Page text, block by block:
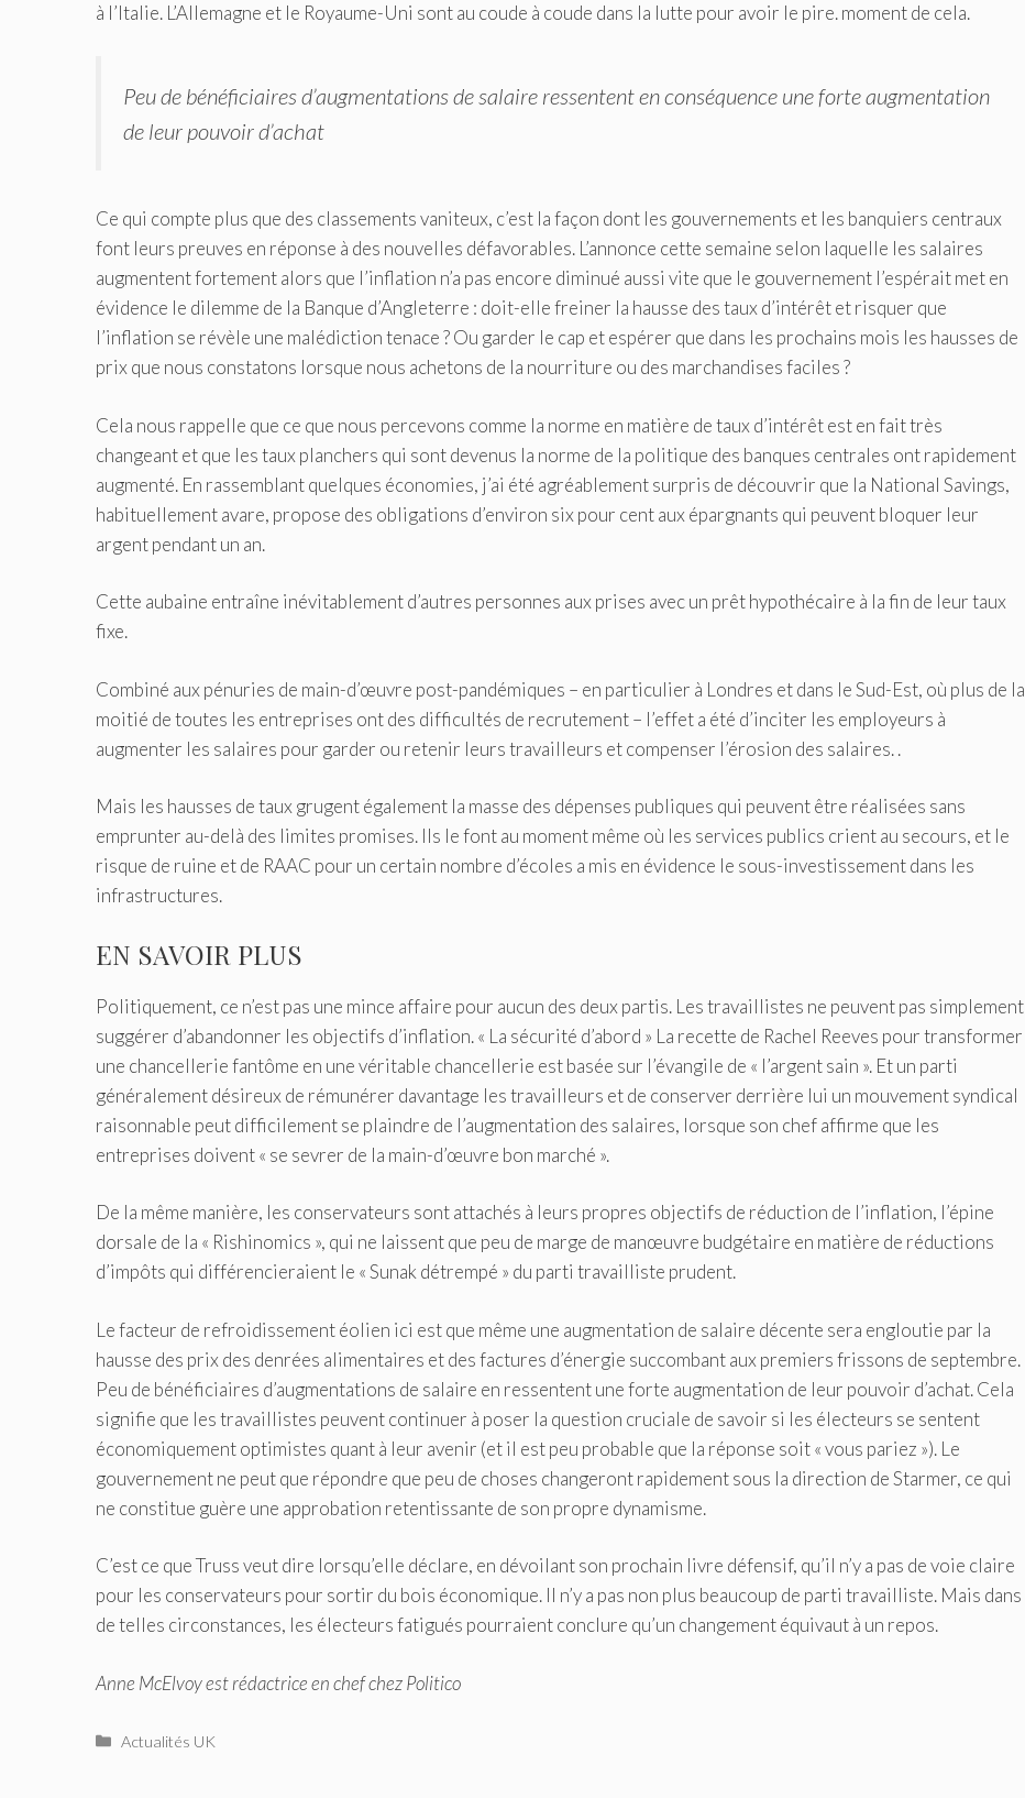
à l’Italie. L’Allemagne et le Royaume-Uni sont au coude à coude dans la lutte pour avoir le pire. moment de cela.
Peu de bénéficiaires d’augmentations de salaire ressentent en conséquence une forte augmentation
de leur pouvoir d’achat
Ce qui compte plus que des classements vaniteux, c’est la façon dont les gouvernements et les banquiers centraux
font leurs preuves en réponse à des nouvelles défavorables. L’annonce cette semaine selon laquelle les salaires
augmentent fortement alors que l’inflation n’a pas encore diminué aussi vite que le gouvernement l’espérait met en
évidence le dilemme de la Banque d’Angleterre : doit-elle freiner la hausse des taux d’intérêt et risquer que
l’inflation se révèle une malédiction tenace ? Ou garder le cap et espérer que dans les prochains mois les hausses de
prix que nous constatons lorsque nous achetons de la nourriture ou des marchandises faciles ?
Cela nous rappelle que ce que nous percevons comme la norme en matière de taux d’intérêt est en fait très
changeant et que les taux planchers qui sont devenus la norme de la politique des banques centrales ont rapidement
augmenté. En rassemblant quelques économies, j’ai été agréablement surpris de découvrir que la National Savings,
habituellement avare, propose des obligations d’environ six pour cent aux épargnants qui peuvent bloquer leur
argent pendant un an.
Cette aubaine entraîne inévitablement d’autres personnes aux prises avec un prêt hypothécaire à la fin de leur taux
fixe.
Combiné aux pénuries de main-d’œuvre post-pandémiques – en particulier à Londres et dans le Sud-Est, où plus de la
moitié de toutes les entreprises ont des difficultés de recrutement – ​​l’effet a été d’inciter les employeurs à
augmenter les salaires pour garder ou retenir leurs travailleurs et compenser l’érosion des salaires. .
Mais les hausses de taux grugent également la masse des dépenses publiques qui peuvent être réalisées sans
emprunter au-delà des limites promises. Ils le font au moment même où les services publics crient au secours, et le
risque de ruine et de RAAC pour un certain nombre d’écoles a mis en évidence le sous-investissement dans les
infrastructures.
EN SAVOIR PLUS
Politiquement, ce n’est pas une mince affaire pour aucun des deux partis. Les travaillistes ne peuvent pas simplement
suggérer d’abandonner les objectifs d’inflation. « La sécurité d’abord » La recette de Rachel Reeves pour transformer
une chancellerie fantôme en une véritable chancellerie est basée sur l’évangile de « l’argent sain ». Et un parti
généralement désireux de rémunérer davantage les travailleurs et de conserver derrière lui un mouvement syndical
raisonnable peut difficilement se plaindre de l’augmentation des salaires, lorsque son chef affirme que les
entreprises doivent « se sevrer de la main-d’œuvre bon marché ».
De la même manière, les conservateurs sont attachés à leurs propres objectifs de réduction de l’inflation, l’épine
dorsale de la « Rishinomics », qui ne laissent que peu de marge de manœuvre budgétaire en matière de réductions
d’impôts qui différencieraient le « Sunak détrempé » du parti travailliste prudent.
Le facteur de refroidissement éolien ici est que même une augmentation de salaire décente sera engloutie par la
hausse des prix des denrées alimentaires et des factures d’énergie succombant aux premiers frissons de septembre.
Peu de bénéficiaires d’augmentations de salaire en ressentent une forte augmentation de leur pouvoir d’achat. Cela
signifie que les travaillistes peuvent continuer à poser la question cruciale de savoir si les électeurs se sentent
économiquement optimistes quant à leur avenir (et il est peu probable que la réponse soit « vous pariez »). Le
gouvernement ne peut que répondre que peu de choses changeront rapidement sous la direction de Starmer, ce qui
ne constitue guère une approbation retentissante de son propre dynamisme.
C’est ce que Truss veut dire lorsqu’elle déclare, en dévoilant son prochain livre défensif, qu’il n’y a pas de voie claire
pour les conservateurs pour sortir du bois économique. Il n’y a pas non plus beaucoup de parti travailliste. Mais dans
de telles circonstances, les électeurs fatigués pourraient conclure qu’un changement équivaut à un repos.
Anne McElvoy est rédactrice en chef chez Politico
Catégories
Actualités UK